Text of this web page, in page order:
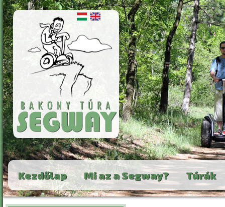
Skip to main content
Kezdőlap Mi az a Segway? Túrák